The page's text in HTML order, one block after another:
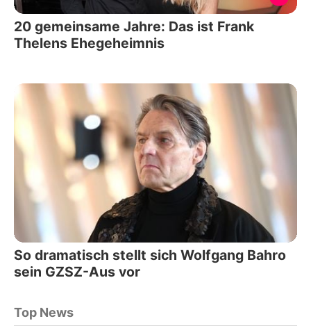
20 gemeinsame Jahre: Das ist Frank
Thelens Ehegeheimnis
So dramatisch stellt sich Wolfgang Bahro
sein GZSZ-Aus vor
Top News